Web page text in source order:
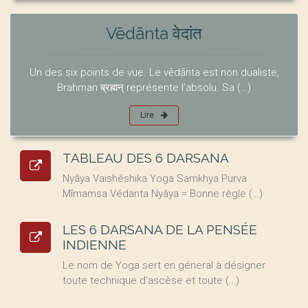
Vēdānta वेदांत
Un des six points de vue. Le vēdānta est non dualiste,
Brahman ब्रह्मन् représente l’absolu. Sa (…)
Lire
TABLEAU DES 6 DARSANA
Nyâya Vaishêshika Yoga Samkhya Purva
Mîmamsa Védanta Nyâya = Bonne règle (…)
LES 6 DARSANA DE LA PENSÉE
INDIENNE
Le nom de Yoga sert en géneral à désigner
toute technique d’ascèse et toute (…)